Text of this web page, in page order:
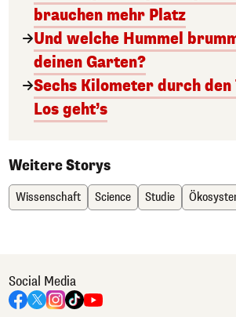
brauchen mehr Platz
Und welche Hummel
deinen Garten?
Sechs Kilometer durch
Los geht’s
Weitere Storys
Wissenschaft Science Studie
Social Media